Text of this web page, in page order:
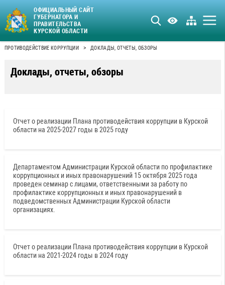
ОФИЦИАЛЬНЫЙ САЙТ
ГУБЕРНАТОРА И
ПРАВИТЕЛЬСТВА
КУРСКОЙ ОБЛАСТИ
ПРОТИВОДЕЙСТВИЕ КОРРУПЦИИ > ДОКЛАДЫ, ОТЧЕТЫ, ОБЗОРЫ
Доклады, отчеты, обзоры
Отчет о реализации Плана противодействия коррупции в Курской
области на 2025-2027 годы в 2025 году
Департаментом Администрации Курской области по профилактике
коррупционных и иных правонарушений 15 октября 2025 года
проведен семинар с лицами, ответственными за работу по
профилактике коррупционных и иных правонарушений в
подведомственных Администрации Курской области
организациях.
Отчет о реализации Плана противодействия коррупции в Курской
области на 2021-2024 годы в 2024 году